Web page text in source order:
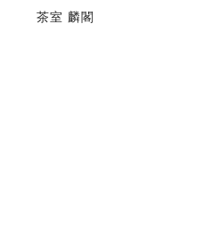
茶室 麟閣